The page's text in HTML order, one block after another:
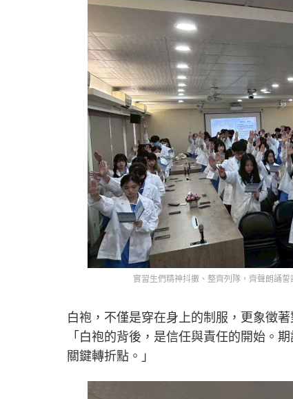
實習生們精神抖擻、整齊列隊，齊聲朗誦
白袍，不僅是穿在身上的制服，更象徵
「白袍的背後，是信任與責任的開始。
關鍵轉折點。」